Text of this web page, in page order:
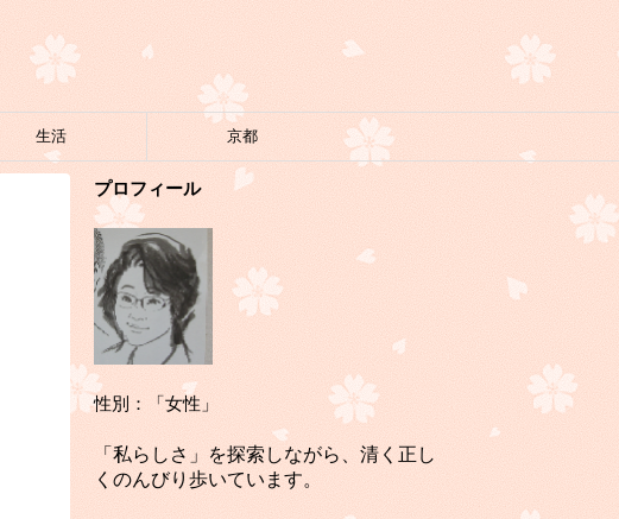
生活 京都
プロフィール
性別：「女性」
「私らしさ」を探索しながら、清く正し
くのんびり歩いています。